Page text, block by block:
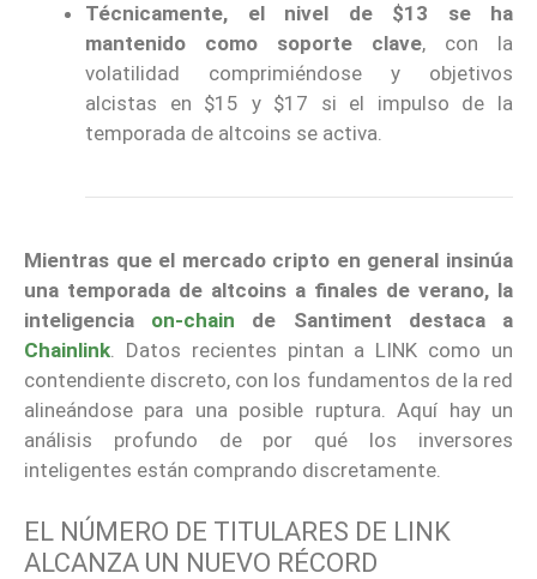
Técnicamente, el nivel de $13 se ha
mantenido como soporte clave, con la
volatilidad comprimiéndose y objetivos
alcistas en $15 y $17 si el impulso de la
temporada de altcoins se activa.
Mientras que el mercado cripto en general insinúa
una temporada de altcoins a finales de verano, la
inteligencia on-chain de Santiment destaca a
Chainlink. Datos recientes pintan a LINK como un
contendiente discreto, con los fundamentos de la red
alineándose para una posible ruptura. Aquí hay un
análisis profundo de por qué los inversores
inteligentes están comprando discretamente.
EL NÚMERO DE TITULARES DE LINK
ALCANZA UN NUEVO RÉCORD